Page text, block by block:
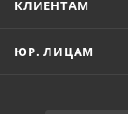
КЛИЕНТАМ
ЮР. ЛИЦАМ